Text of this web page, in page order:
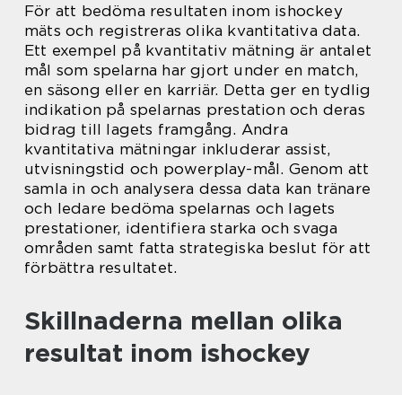
För att bedöma resultaten inom ishockey
mäts och registreras olika kvantitativa data.
Ett exempel på kvantitativ mätning är antalet
mål som spelarna har gjort under en match,
en säsong eller en karriär. Detta ger en tydlig
indikation på spelarnas prestation och deras
bidrag till lagets framgång. Andra
kvantitativa mätningar inkluderar assist,
utvisningstid och powerplay-mål. Genom att
samla in och analysera dessa data kan tränare
och ledare bedöma spelarnas och lagets
prestationer, identifiera starka och svaga
områden samt fatta strategiska beslut för att
förbättra resultatet.
Skillnaderna mellan olika
resultat inom ishockey